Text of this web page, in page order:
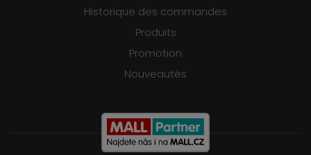
Historique des commandes
Produits
Promotion
Nouveautés